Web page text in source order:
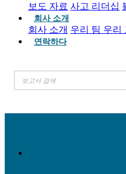
보도 자료 사고 리더십
회사 소개
회사 소개 우리 팀 우리
연락하다